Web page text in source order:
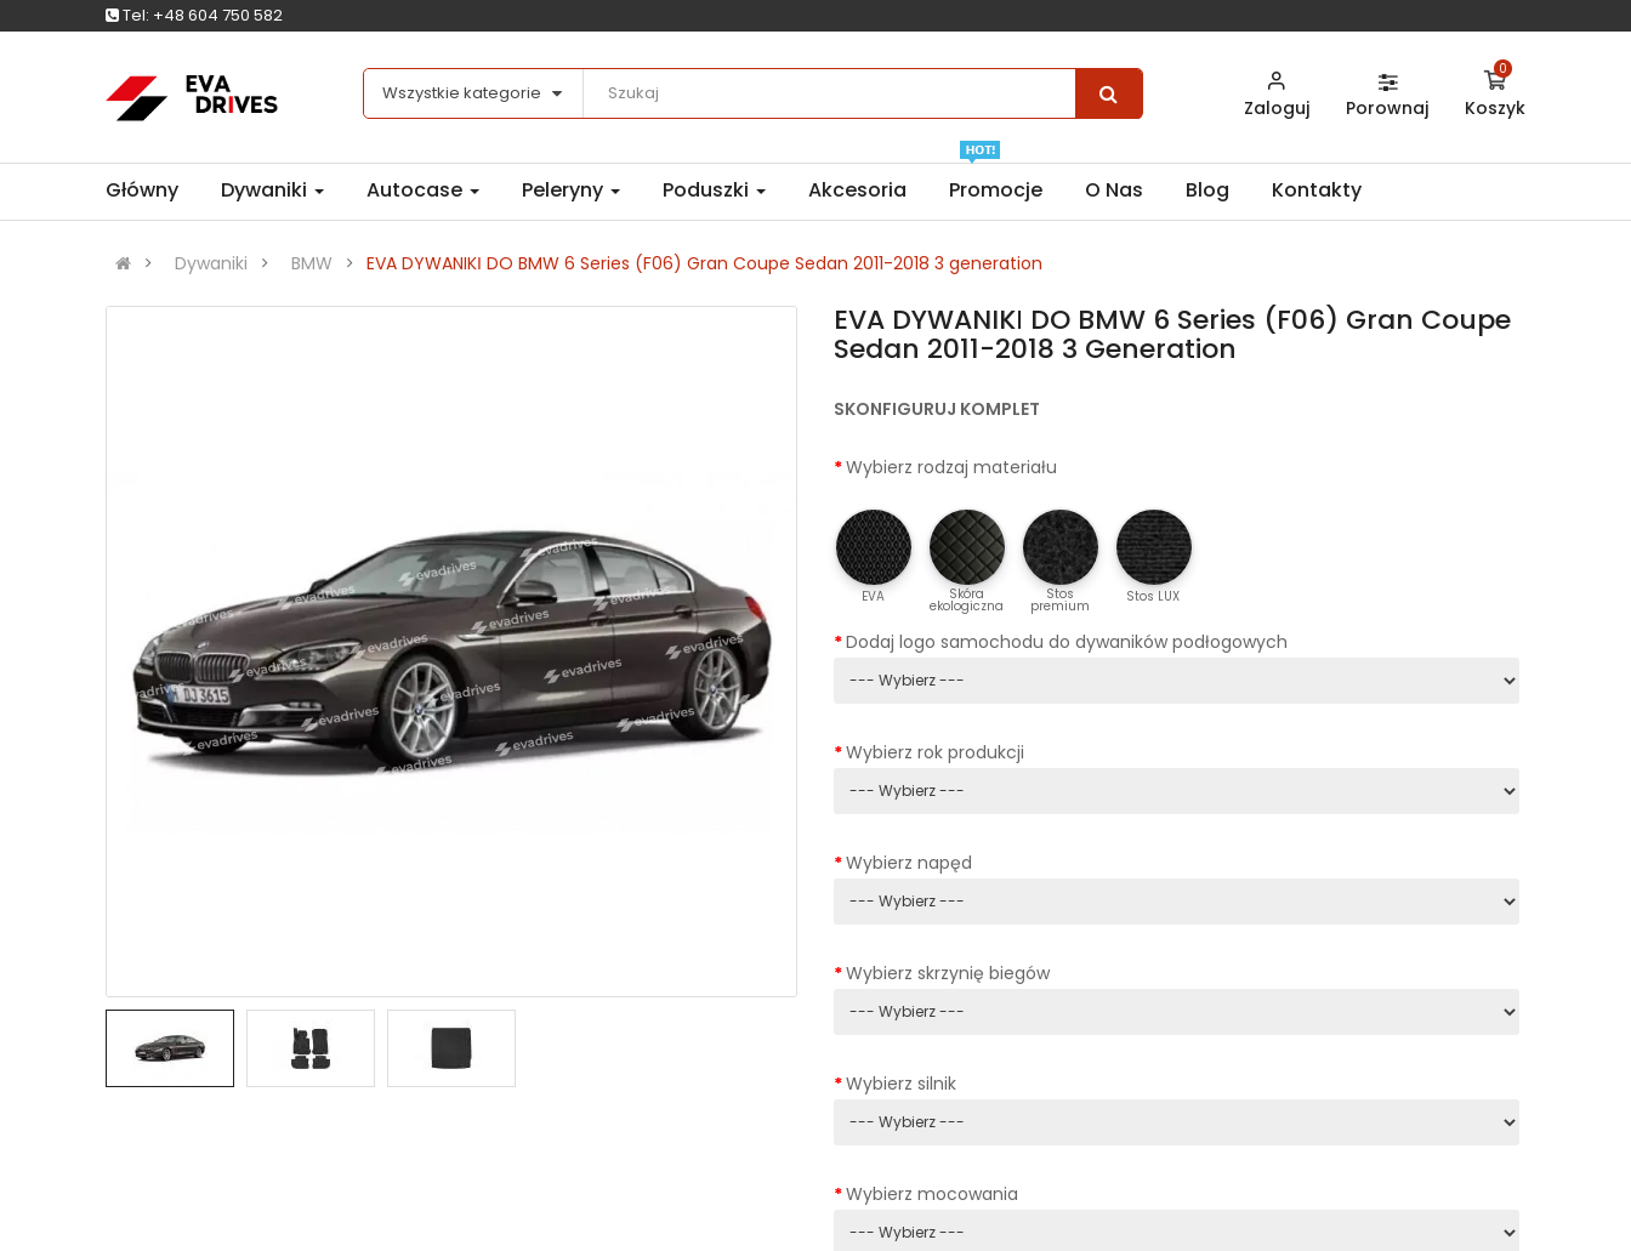
Tel: +48 604 750 582
Wszystkie kategorie
Zaloguj Porownaj Koszyk
0
Główny Dywaniki Autocase Peleryny Poduszki Akcesoria Promocje O Nas Blog Kontakty
Dywaniki BMW EVA DYWANIKІ DO BMW 6 Series (F06) Gran Coupe Sedan 2011-2018 3 generation
EVA DYWANIKІ DO BMW 6 Series (F06) Gran Coupe
Sedan 2011-2018 3 Generation
SKONFIGURUJ KOMPLET
Wybierz rodzaj materiału
EVA Skóra
ekologiczna
Stos
premium
Stos LUX
Dodaj logo samochodu do dywaników podłogowych
Wybierz rok produkcji
Wybierz napęd
Wybierz skrzynię biegów
Wybierz silnik
Wybierz mocowania